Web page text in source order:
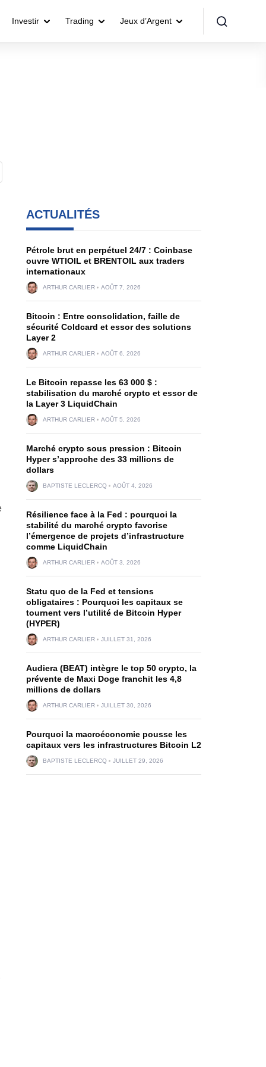
Investir Trading Jeux d’Argent
ACTUALITÉS
Pétrole brut en perpétuel 24/7 : Coinbase
ouvre WTIOIL et BRENTOIL aux traders
internationaux
ARTHUR CARLIER AOÛT 7, 2026
Bitcoin : Entre consolidation, faille de
sécurité Coldcard et essor des solutions
Layer 2
ARTHUR CARLIER AOÛT 6, 2026
Le Bitcoin repasse les 63 000 $ :
stabilisation du marché crypto et essor de
la Layer 3 LiquidChain
ARTHUR CARLIER AOÛT 5, 2026
Marché crypto sous pression : Bitcoin
Hyper s’approche des 33 millions de
dollars
BAPTISTE LECLERCQ AOÛT 4, 2026
Résilience face à la Fed : pourquoi la
stabilité du marché crypto favorise
l’émergence de projets d’infrastructure
comme LiquidChain
ARTHUR CARLIER AOÛT 3, 2026
Statu quo de la Fed et tensions
obligataires : Pourquoi les capitaux se
tournent vers l’utilité de Bitcoin Hyper
(HYPER)
ARTHUR CARLIER JUILLET 31, 2026
Audiera (BEAT) intègre le top 50 crypto, la
prévente de Maxi Doge franchit les 4,8
millions de dollars
ARTHUR CARLIER JUILLET 30, 2026
Pourquoi la macroéconomie pousse les
capitaux vers les infrastructures Bitcoin L2
BAPTISTE LECLERCQ JUILLET 29, 2026